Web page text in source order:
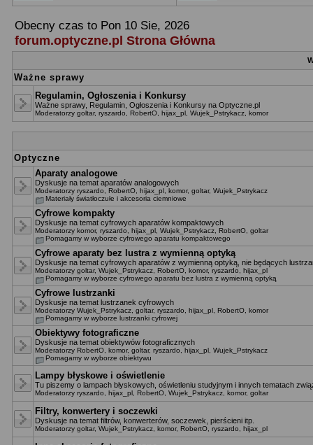
Obecny czas to Pon 10 Sie, 2026
forum.optyczne.pl Strona Główna
Ważne sprawy
Regulamin, Ogłoszenia i Konkursy
Ważne sprawy, Regulamin, Ogłoszenia i Konkursy na Optyczne.pl
Moderatorzy goltar, ryszardo RobertO hijax_pl Wujek_Pstrykacz komor
Optyczne
Aparaty analogowe
Dyskusje na temat aparatów analogowych
Moderatorzy ryszardo RobertO hijax_pl komor, goltar, Wujek_Pstrykacz
Materiały światłoczułe i akcesoria ciemniowe
Cyfrowe kompakty
Dyskusje na temat cyfrowych aparatów kompaktowych
Moderatorzy komor, ryszardo hijax_pl Wujek_Pstrykacz RobertO goltar
Pomagamy w wyborze cyfrowego aparatu kompaktowego
Cyfrowe aparaty bez lustra z wymienną optyką
Dyskusje na temat cyfrowych aparatów z wymienną optyką, nie będących
Moderatorzy goltar, Wujek_Pstrykacz RobertO komor, ryszardo
hijax_pl
Pomagamy w wyborze cyfrowego aparatu bez lustra z wymienną optyką
Cyfrowe lustrzanki
Dyskusje na temat lustrzanek cyfrowych
Moderatorzy Wujek_Pstrykacz goltar, ryszardo hijax_pl RobertO komor
Pomagamy w wyborze lustrzanki cyfrowej
Obiektywy fotograficzne
Dyskusje na temat obiektywów fotograficznych
Moderatorzy RobertO komor, goltar, ryszardo hijax_pl Wujek_Pstrykacz
Pomagamy w wyborze obiektywu
Lampy błyskowe i oświetlenie
Tu piszemy o lampach błyskowych, oświetleniu studyjnym i innych tematach
Moderatorzy ryszardo hijax_pl RobertO Wujek_Pstrykacz komor, goltar
Filtry, konwertery i soczewki
Dyskusje na temat filtrów, konwerterów, soczewek, pierścieni itp.
Moderatorzy goltar, Wujek_Pstrykacz komor, RobertO ryszardo hijax_pl